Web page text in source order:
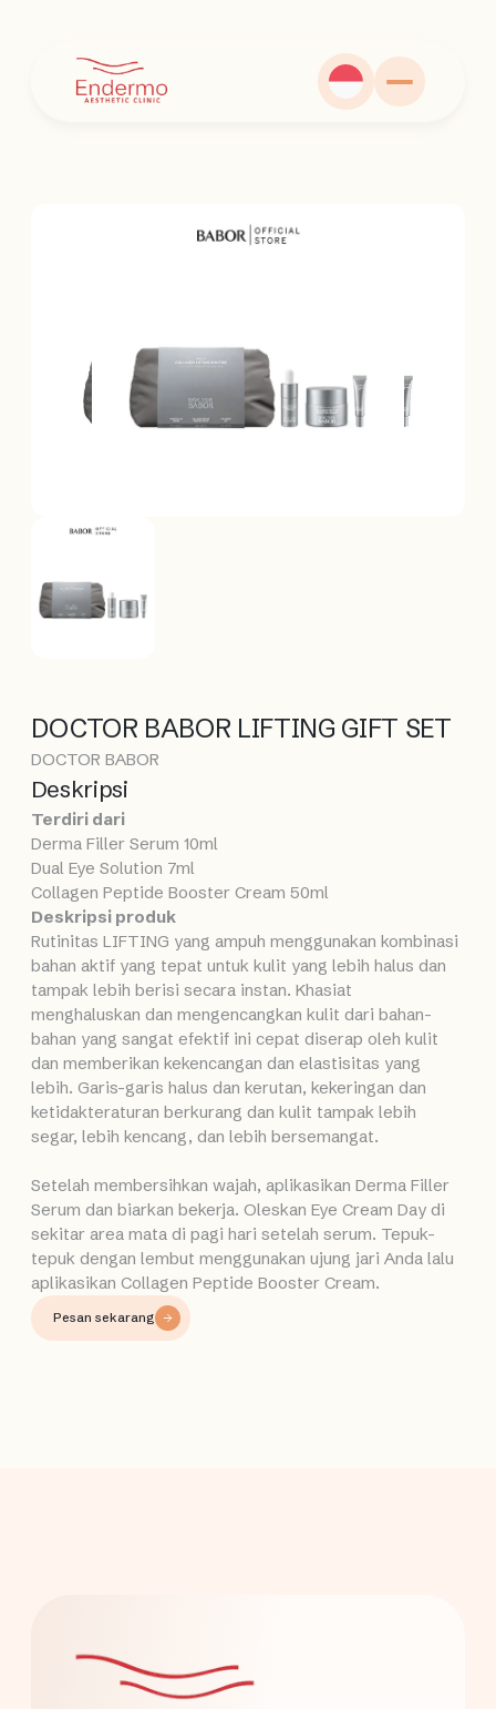
DOCTOR BABOR LIFTING GIFT SET
DOCTOR BABOR
Deskripsi
Terdiri dari
Derma Filler Serum 10ml
Dual Eye Solution 7ml
Collagen Peptide Booster Cream 50ml
Deskripsi produk
Rutinitas LIFTING yang ampuh menggunakan kombinasi
bahan aktif yang tepat untuk kulit yang lebih halus dan
tampak lebih berisi secara instan. Khasiat
menghaluskan dan mengencangkan kulit dari bahan-
bahan yang sangat efektif ini cepat diserap oleh kulit
dan memberikan kekencangan dan elastisitas yang
lebih. Garis-garis halus dan kerutan, kekeringan dan
ketidakteraturan berkurang dan kulit tampak lebih
segar, lebih kencang, dan lebih bersemangat.
Setelah membersihkan wajah, aplikasikan Derma Filler
Serum dan biarkan bekerja. Oleskan Eye Cream Day di
sekitar area mata di pagi hari setelah serum. Tepuk-
tepuk dengan lembut menggunakan ujung jari Anda lalu
aplikasikan Collagen Peptide Booster Cream.
Pesan sekarang